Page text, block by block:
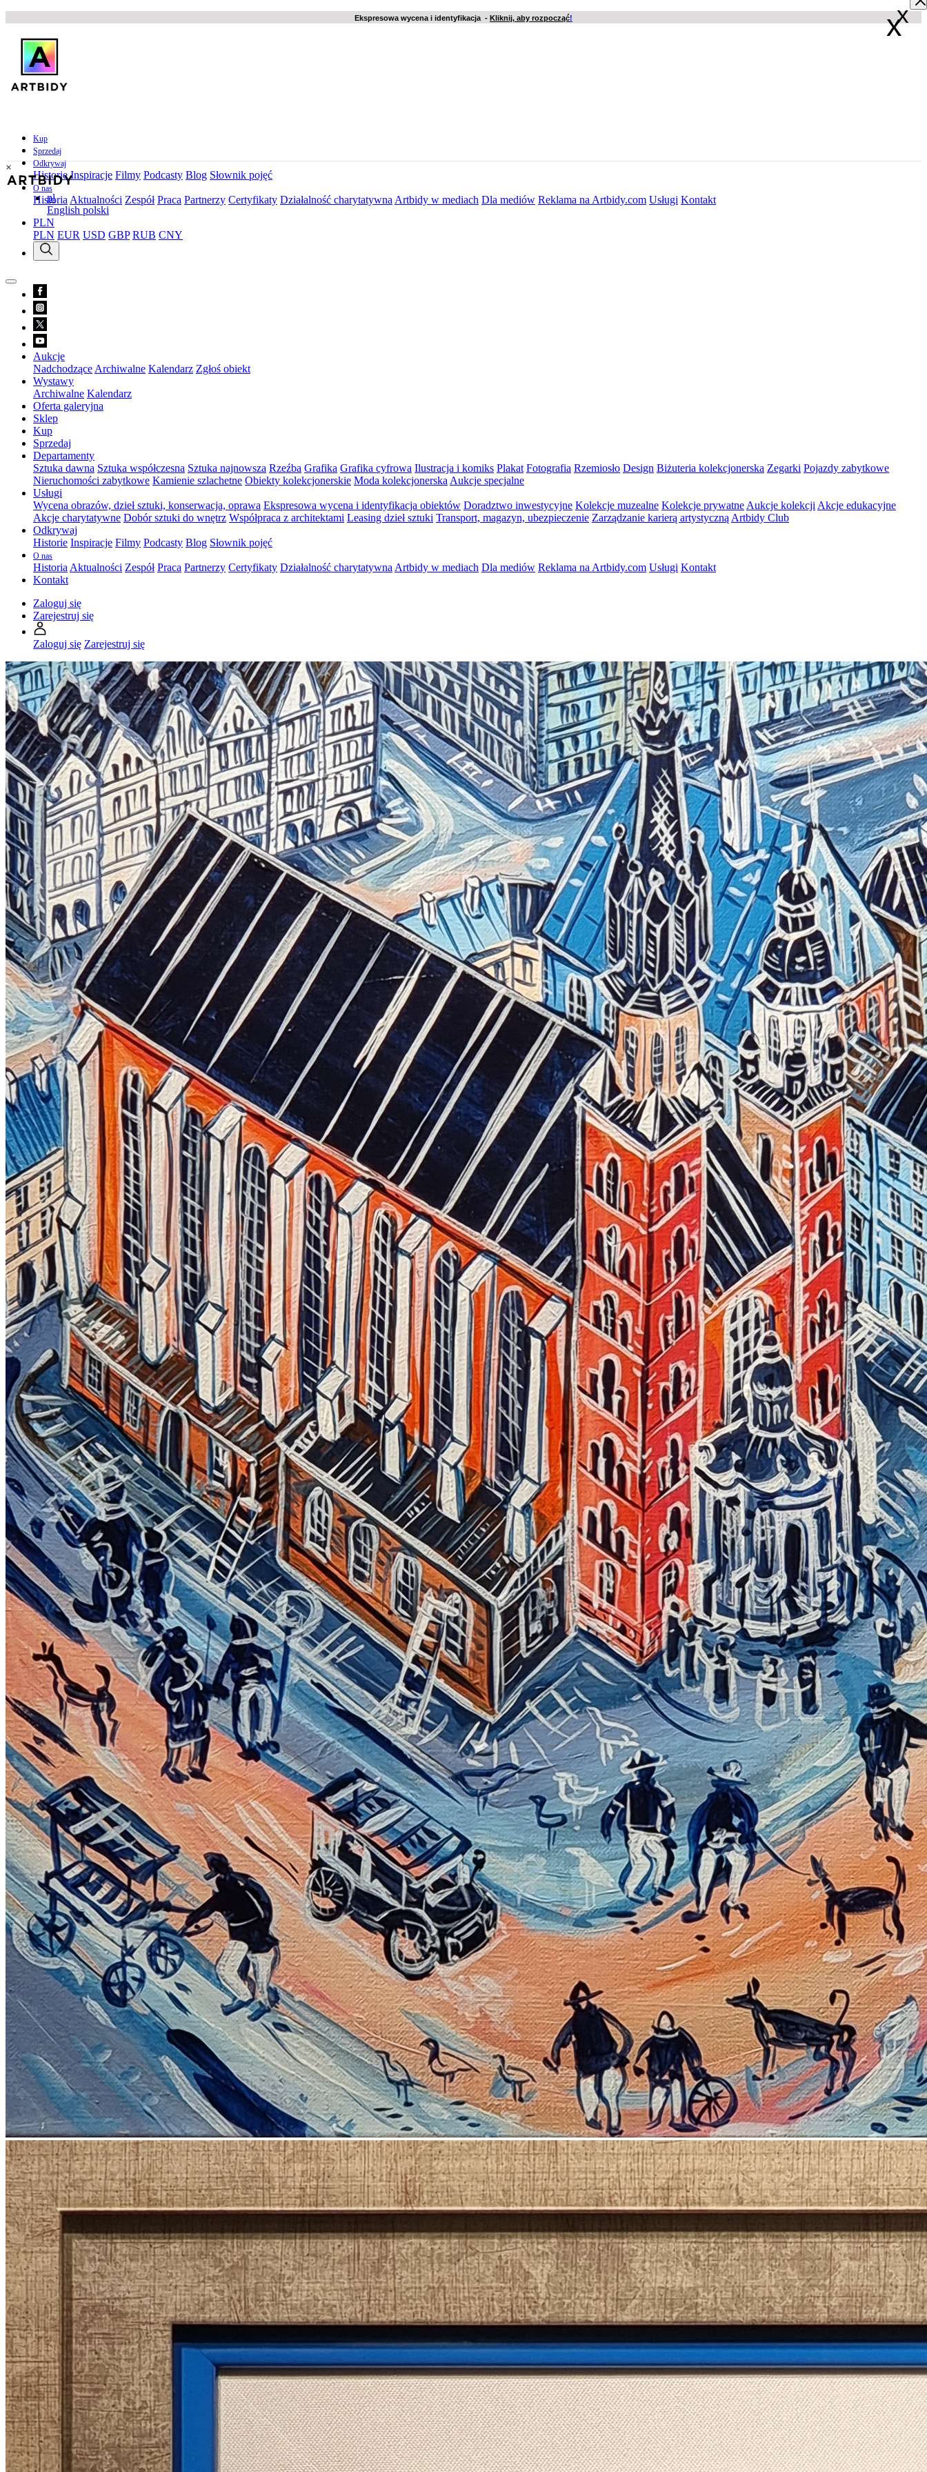
Ekspresowa wycena i identyfikacja - Kliknij, aby rozpocząć!
Kup
Sprzedaj
Odkrywaj
Historie Inspiracje Filmy Podcasty Blog Słownik pojęć
O nas
Historia Aktualności Zespół Praca Partnerzy Certyfikaty Działalność charytatywna Artbidy w mediach Dla mediów Reklama na Artbidy.com Usługi Kontakt
×
pl
English polski
PLN
PLN EUR USD GBP RUB CNY
Aukcje
Nadchodzące Archiwalne Kalendarz Zgłoś obiekt
Wystawy
Archiwalne Kalendarz
Oferta galeryjna
Sklep
Kup
Sprzedaj
Departamenty
Sztuka dawna Sztuka współczesna Sztuka najnowsza Rzeźba Grafika Grafika cyfrowa Ilustracja i komiks Plakat Fotografia Rzemiosło Design Biżuteria kolekcjonerska Zegarki Pojazdy zabytkowe
Nieruchomości zabytkowe Kamienie szlachetne Obiekty kolekcjonerskie Moda kolekcjonerska Aukcje specjalne
Usługi
Wycena obrazów, dzieł sztuki, konserwacja, oprawa Ekspresowa wycena i identyfikacja obiektów Doradztwo inwestycyjne Kolekcje muzealne Kolekcje prywatne Aukcje kolekcji Akcje edukacyjne
Akcje charytatywne Dobór sztuki do wnętrz Współpraca z architektami Leasing dzieł sztuki Transport, magazyn, ubezpieczenie Zarządzanie karierą artystyczną Artbidy Club
Odkrywaj
Historie Inspiracje Filmy Podcasty Blog Słownik pojęć
O nas
Historia Aktualności Zespół Praca Partnerzy Certyfikaty Działalność charytatywna Artbidy w mediach Dla mediów Reklama na Artbidy.com Usługi Kontakt
Kontakt
Zaloguj się
Zarejestruj się
Zaloguj się Zarejestruj się
x
x